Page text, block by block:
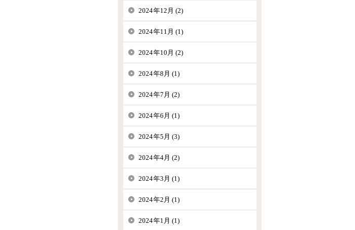
2024年12月 (2)
2024年11月 (1)
2024年10月 (2)
2024年8月 (1)
2024年7月 (2)
2024年6月 (1)
2024年5月 (3)
2024年4月 (2)
2024年3月 (1)
2024年2月 (1)
2024年1月 (1)